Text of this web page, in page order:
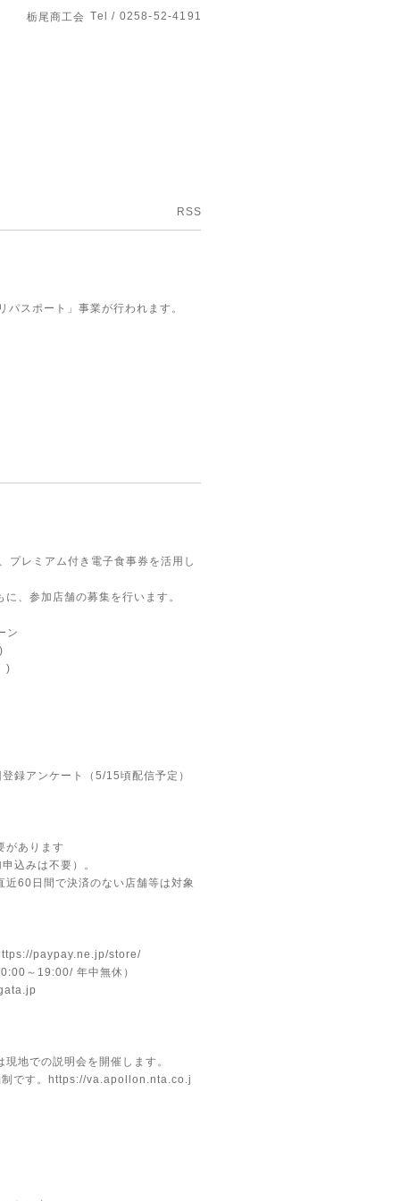
栃尾商工会 Tel / 0258-52-4191
RSS
スポート」事業が行われます。
プレミアム付き電⼦⾷事券を活⽤し
、参加店舗の募集を行います。
ン
)
アンケート（5/15頃配信予定）
あります
みは不要）。
60⽇間で決済のない店舗等は対象
paypay.ne.jp/store/
～19:00/ 年中無休）
地での説明会を開催します。
です。
https://va.apollon.nta.co.j